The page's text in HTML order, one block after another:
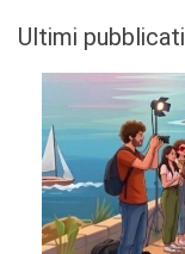
Ultimi pubblicati